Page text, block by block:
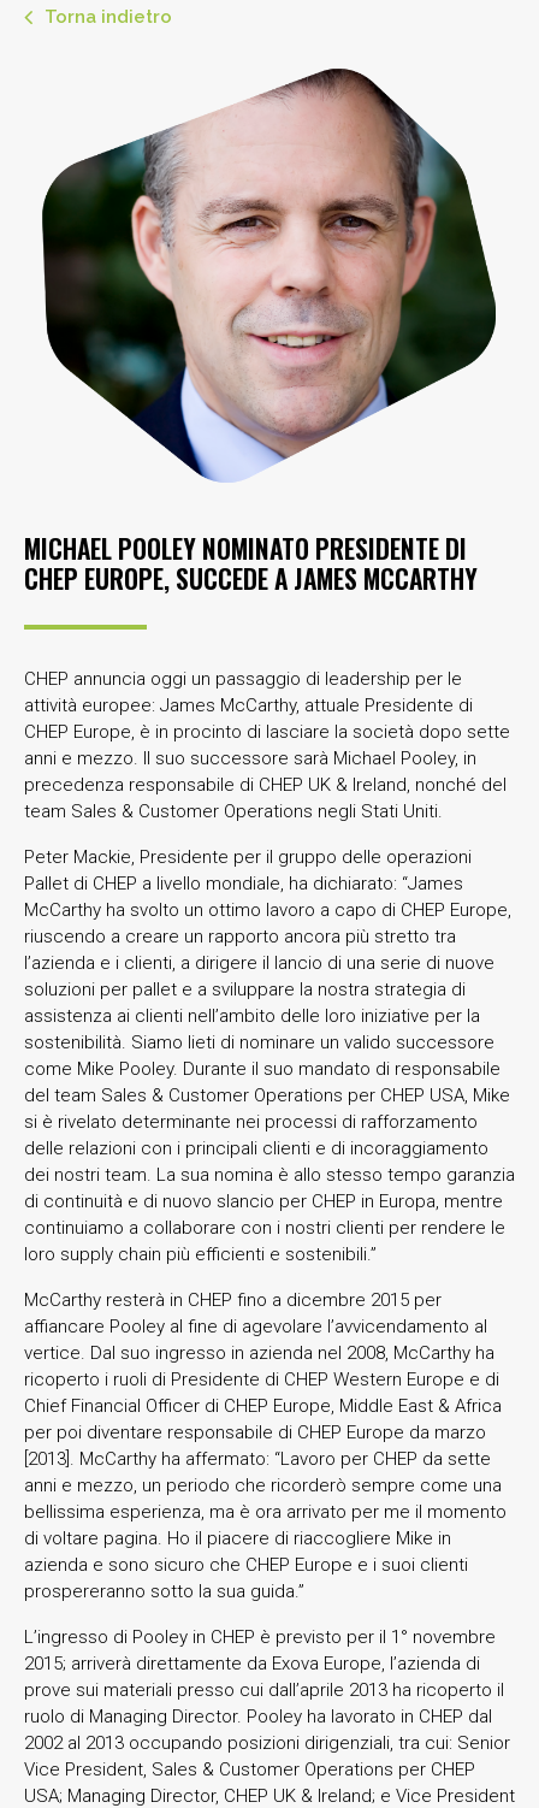
Torna indietro
MICHAEL POOLEY NOMINATO PRESIDENTE DI
CHEP EUROPE, SUCCEDE A JAMES MCCARTHY
CHEP annuncia oggi un passaggio di leadership per le
attività europee: James McCarthy, attuale Presidente di
CHEP Europe, è in procinto di lasciare la società dopo sette
anni e mezzo. Il suo successore sarà Michael Pooley, in
precedenza responsabile di CHEP UK & Ireland, nonché del
team Sales & Customer Operations negli Stati Uniti.
Peter Mackie, Presidente per il gruppo delle operazioni
Pallet di CHEP a livello mondiale, ha dichiarato: “James
McCarthy ha svolto un ottimo lavoro a capo di CHEP Europe,
riuscendo a creare un rapporto ancora più stretto tra
l’azienda e i clienti, a dirigere il lancio di una serie di nuove
soluzioni per pallet e a sviluppare la nostra strategia di
assistenza ai clienti nell’ambito delle loro iniziative per la
sostenibilità. Siamo lieti di nominare un valido successore
come Mike Pooley. Durante il suo mandato di responsabile
del team Sales & Customer Operations per CHEP USA, Mike
si è rivelato determinante nei processi di rafforzamento
delle relazioni con i principali clienti e di incoraggiamento
dei nostri team. La sua nomina è allo stesso tempo garanzia
di continuità e di nuovo slancio per CHEP in Europa, mentre
continuiamo a collaborare con i nostri clienti per rendere le
loro supply chain più efficienti e sostenibili.”
McCarthy resterà in CHEP fino a dicembre 2015 per
affiancare Pooley al fine di agevolare l’avvicendamento al
vertice. Dal suo ingresso in azienda nel 2008, McCarthy ha
ricoperto i ruoli di Presidente di CHEP Western Europe e di
Chief Financial Officer di CHEP Europe, Middle East & Africa
per poi diventare responsabile di CHEP Europe da marzo
[2013]. McCarthy ha affermato: “Lavoro per CHEP da sette
anni e mezzo, un periodo che ricorderò sempre come una
bellissima esperienza, ma è ora arrivato per me il momento
di voltare pagina. Ho il piacere di riaccogliere Mike in
azienda e sono sicuro che CHEP Europe e i suoi clienti
prospereranno sotto la sua guida.”
L’ingresso di Pooley in CHEP è previsto per il 1° novembre
2015; arriverà direttamente da Exova Europe, l’azienda di
prove sui materiali presso cui dall’aprile 2013 ha ricoperto il
ruolo di Managing Director. Pooley ha lavorato in CHEP dal
2002 al 2013 occupando posizioni dirigenziali, tra cui: Senior
Vice President, Sales & Customer Operations per CHEP
USA; Managing Director, CHEP UK & Ireland; e Vice President